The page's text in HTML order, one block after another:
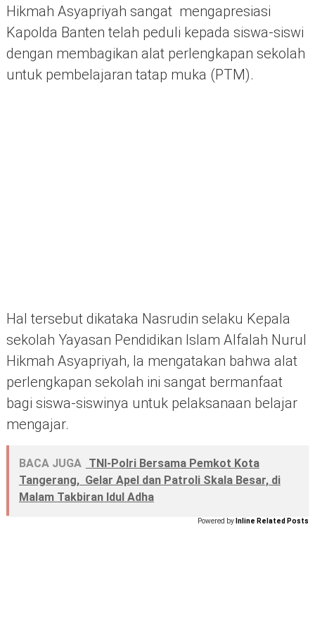
Hikmah Asyapriyah sangat mengapresiasi
Kapolda Banten telah peduli kepada siswa-siswi
dengan membagikan alat perlengkapan sekolah
untuk pembelajaran tatap muka (PTM).
Hal tersebut dikataka Nasrudin selaku Kepala
sekolah Yayasan Pendidikan Islam Alfalah Nurul
Hikmah Asyapriyah, Ia mengatakan bahwa alat
perlengkapan sekolah ini sangat bermanfaat
bagi siswa-siswinya untuk pelaksanaan belajar
mengajar.
BACA JUGA TNI-Polri Bersama Pemkot Kota
Tangerang, Gelar Apel dan Patroli Skala Besar, di
Malam Takbiran Idul Adha
Powered by Inline Related Posts